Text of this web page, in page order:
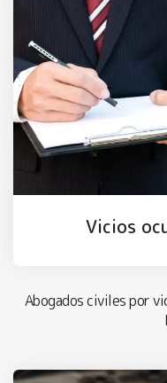
Vicios
Abogados civiles por